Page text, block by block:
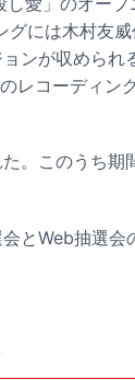
には木村友
ンが収めら
レコーディン
。このうち期
とWeb抽選